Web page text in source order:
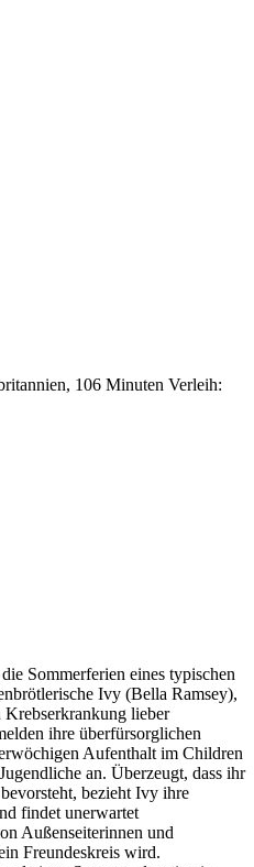
106 Minuten Verleih:
Sommerferien eines typischen
Ivy (Bella Ramsey),
Krebserkrankung lieber
ihre überfürsorglichen
Aufenthalt im Children
an. Überzeugt, dass ihr
bezieht Ivy ihre
findet unerwartet
Außenseiterinnen und
Freundeskreis wird.